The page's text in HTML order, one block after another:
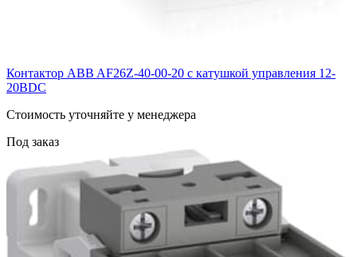
Контактор ABB AF26Z-40-00-20 с катушкой управления 12-
20BDC
Cтоимость уточняйте у менеджера
Под заказ